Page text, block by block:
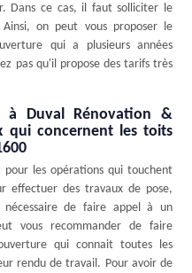
Dans ce cas, il faut solliciter le
Ainsi, on peut vous proposer le
qui a plusieurs années
pas qu'il propose des tarifs très
à Duval Rénovation &
qui concernent les toits
pour les opérations qui touchent
effectuer des travaux de pose,
de faire appel à un
vous recommander de faire
qui connait toutes les
rendu de travail. Pour avoir de